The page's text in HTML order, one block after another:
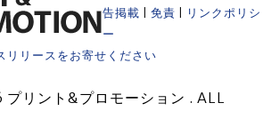
告掲載
免責
リンクポリシ
ー
リリースをお寄せください
リント&プロモーション . ALL